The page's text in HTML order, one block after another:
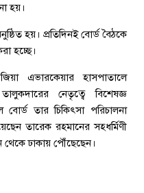
হয়।
হয়। প্রতিদিনই বোর্ড বৈঠকে
হচ্ছে।
এভারকেয়ার হাসপাতালে
নেতৃত্বে বিশেষজ্ঞ
তার চিকিৎসা পরিচালনা
তারেক রহমানের সহধর্মিণী
থেকে ঢাকায় পৌঁছেছেন।